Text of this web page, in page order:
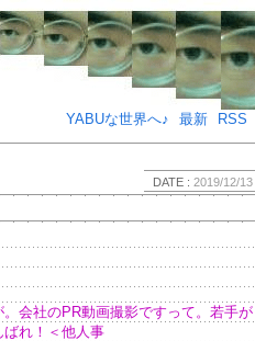
な戯言･･･
YABUな世界へ♪
最新 RSS
DATE : 2019/12/13
会社のPR動画撮影ですって。若手が
れ！＜他人事